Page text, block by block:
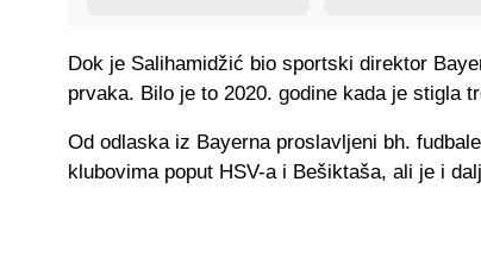
Dok je Salihamidžić bio sportski direktor
prvaka. Bilo je to 2020. godine kada je stigla
Od odlaska iz Bayerna proslavljeni bh.
klubovima poput HSV-a i Bešiktaša, ali je i